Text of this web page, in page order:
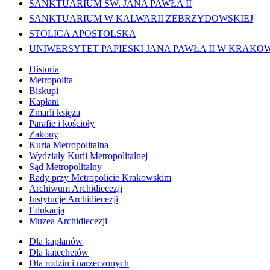
SANKTUARIUM ŚW. JANA PAWŁA II
SANKTUARIUM W KALWARII ZEBRZYDOWSKIEJ
STOLICA APOSTOLSKA
UNIWERSYTET PAPIESKI JANA PAWŁA II W
Historia
Metropolita
Biskupi
Kapłani
Zmarli księża
Parafie i kościoły
Zakony
Kuria Metropolitalna
Wydziały Kurii Metropolitalnej
Sąd Metropolitalny
Rady przy Metropolicie Krakowskim
Archiwum Archidiecezji
Instytucje Archidiecezji
Edukacja
Muzea Archidiecezji
Dla kapłanów
Dla katechetów
Dla rodzin i narzeczonych